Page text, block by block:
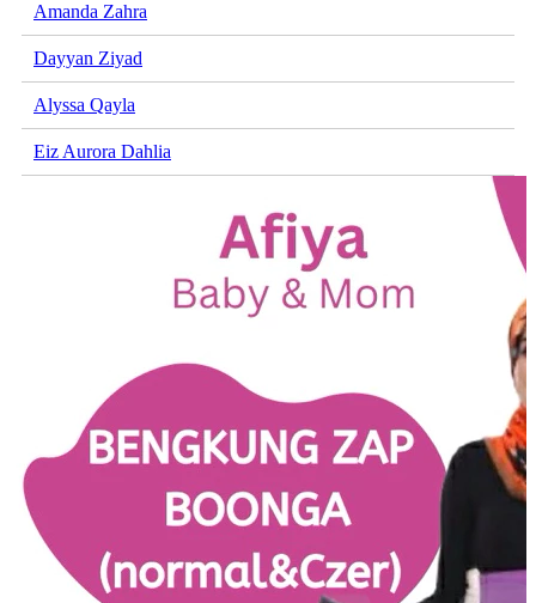
Amanda Zahra
Dayyan Ziyad
Alyssa Qayla
Eiz Aurora Dahlia